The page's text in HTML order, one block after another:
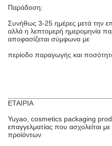
Παράδοση:
Συνήθως 3-25 ημέρες μετά την
αλλά η λεπτομερή ημερομηνία
αποφασίζεται σύμφωνα με
περίοδο παραγωγής και
ΕΤΑΙΡΙΑ
Yuyao, cosmetics packaging
επαγγελματίας που ασχολείται
προϊόντων